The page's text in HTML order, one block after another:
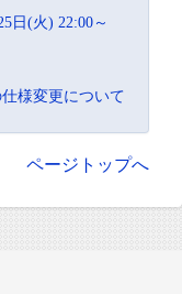
日(火) 22:00～
様変更について
ページトップへ